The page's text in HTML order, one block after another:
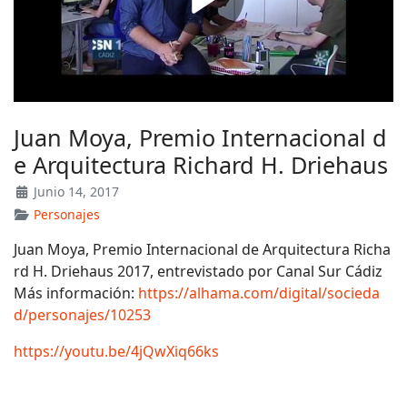
Juan Moya, Premio Internacional d
e Arquitectura Richard H. Driehaus
Junio 14, 2017
Personajes
Juan Moya, Premio Internacional de Arquitectura Richa
rd H. Driehaus 2017, entrevistado por Canal Sur Cádiz
Más información: https://alhama.com/digital/socieda
d/personajes/10253
https://youtu.be/4jQwXiq66ks